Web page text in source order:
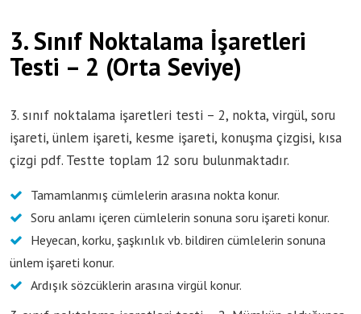
3. Sınıf Noktalama İşaretleri
Testi – 2 (Orta Seviye)
3. sınıf noktalama işaretleri testi – 2, nokta, virgül, soru
işareti, ünlem işareti, kesme işareti, konuşma çizgisi, kısa
çizgi pdf. Testte toplam 12 soru bulunmaktadır.
Tamamlanmış cümlelerin arasına nokta konur.
Soru anlamı içeren cümlelerin sonuna soru işareti konur.
Heyecan, korku, şaşkınlık vb. bildiren cümlelerin sonuna
ünlem işareti konur.
Ardışık sözcüklerin arasına virgül konur.